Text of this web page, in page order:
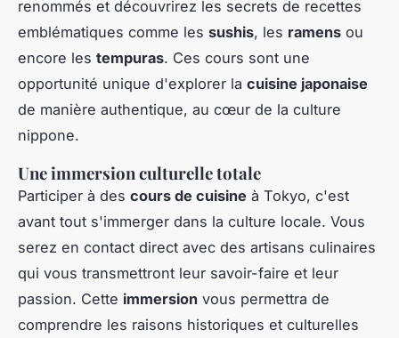
renommés et découvrirez les secrets de recettes
emblématiques comme les sushis, les ramens ou
encore les tempuras. Ces cours sont une
opportunité unique d'explorer la cuisine japonaise
de manière authentique, au cœur de la culture
nippone.
Une immersion culturelle totale
Participer à des cours de cuisine à Tokyo, c'est
avant tout s'immerger dans la culture locale. Vous
serez en contact direct avec des artisans culinaires
qui vous transmettront leur savoir-faire et leur
passion. Cette immersion vous permettra de
comprendre les raisons historiques et culturelles